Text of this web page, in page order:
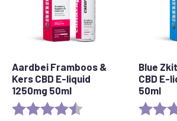
Aardbei Framboos &
Kers CBD E-liquid
1250mg 50ml
Beoordeling: 4.7 van 5 sterren
Blue
CBD E-
50ml